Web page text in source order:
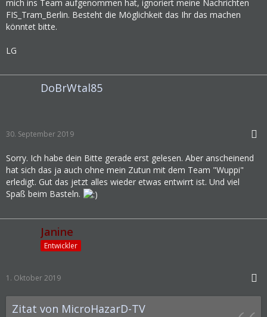
mich ins Team aufgenommen hat, ignoriert meine Nachrichten
FIS_Tram_Berlin. Besteht die Möglichkeit das Ihr das machen
könntet bitte.
LG
DoBrWtal85
30. September 2019
Sorry. Ich habe dein Bitte gerade erst gelesen. Aber anscheinend
hat sich das ja auch ohne mein Zutun mit dem Team "Wuppi"
erledigt. Gut das jetzt alles wieder etwas entwirrt ist. Und viel
Spaß beim Basteln.
Janine
Entwickler
1. Oktober 2019
Zitat von MicroHazarD-TV